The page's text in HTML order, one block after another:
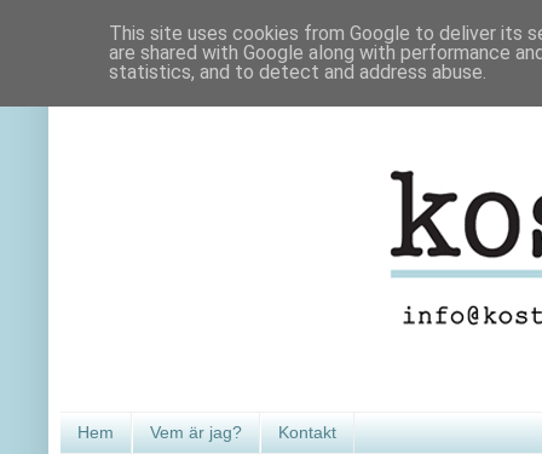
Hem Vem är jag? Kontakt
This site uses cookies from Google to deliver its
are shared with Google along with performance
statistics, and to detect and address abuse.